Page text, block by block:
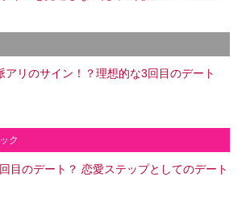
アリのサイン！？理想的な3回目のデート
ク
目のデート？ 恋愛ステップとしてのデート